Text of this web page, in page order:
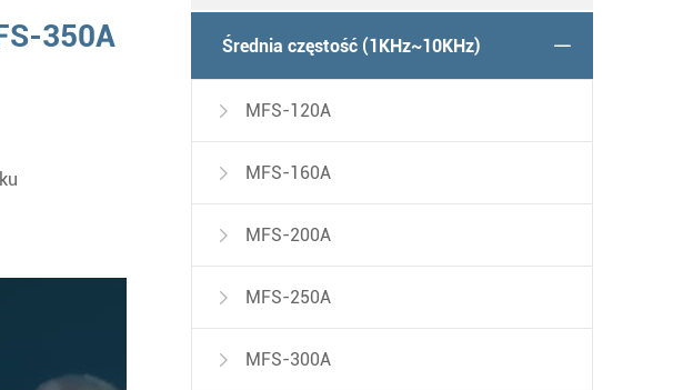
350A
Średnia częstość (1KHz~10KHz)
 MFS-120A
 MFS-160A
 MFS-200A
 MFS-250A
 MFS-300A